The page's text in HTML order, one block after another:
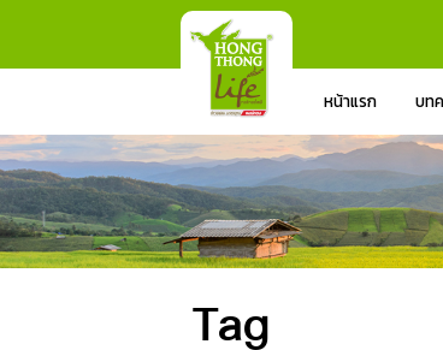
หน้าแรก บท
Tag